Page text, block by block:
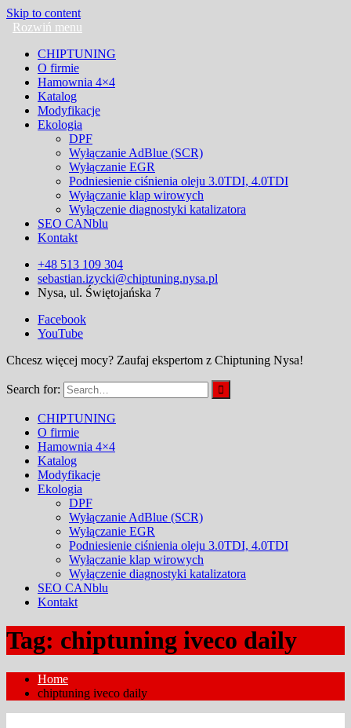
Skip to content
CHIPTUNING
O firmie
Hamownia 4×4
Katalog
Modyfikacje
Ekologia
DPF
Wyłączanie AdBlue (SCR)
Wyłączanie EGR
Podniesienie ciśnienia oleju 3.0TDI, 4.0TDI
Wyłączanie klap wirowych
Wyłączenie diagnostyki katalizatora
SEO CANblu
Kontakt
+48 513 109 304
sebastian.izycki@chiptuning.nysa.pl
Nysa, ul. Świętojańska 7
Facebook
YouTube
Chcesz więcej mocy? Zaufaj ekspertom z Chiptuning Nysa!
Search for:
CHIPTUNING
O firmie
Hamownia 4×4
Katalog
Modyfikacje
Ekologia
DPF
Wyłączanie AdBlue (SCR)
Wyłączanie EGR
Podniesienie ciśnienia oleju 3.0TDI, 4.0TDI
Wyłączanie klap wirowych
Wyłączenie diagnostyki katalizatora
SEO CANblu
Kontakt
Tag: chiptuning iveco daily
Home
chiptuning iveco daily